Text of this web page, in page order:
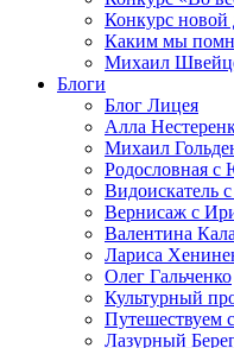
Конкурс новой
Каким мы
Михаил
Блоги
Блог Лицея
Алла
Михаил
Родословная
Видоискатель
Вернисаж с
Валентина
Лариса
Олег Гальченко
Культурный
Путешествуем
Лазурный